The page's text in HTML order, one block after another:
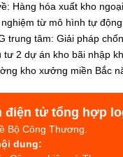
Hàng hóa xuất kho
từ mô hình tự
trung tâm: Giải pháp
tư 2 dự án kho bãi nhập
kho xưởng miền Bắc
điện tử tổng hợp
Bộ Công Thương.
dung: